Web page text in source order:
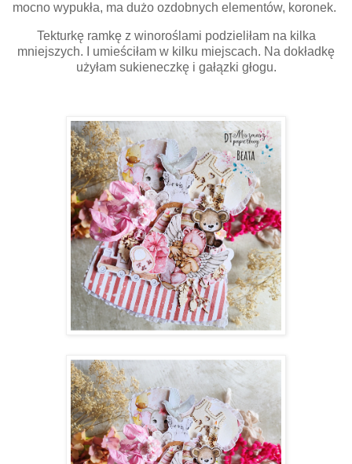
mocno wypukła, ma dużo ozdobnych elementów, koronek.
Tekturkę ramkę z winoroślami podzieliłam na kilka
mniejszych. I umieściłam w kilku miejscach. Na dokładkę
użyłam sukieneczkę i gałązki głogu.